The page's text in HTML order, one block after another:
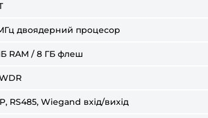
двоядерний процесор
RAM / 8 ГБ флеш
RS485, Wiegand вхід/вихід